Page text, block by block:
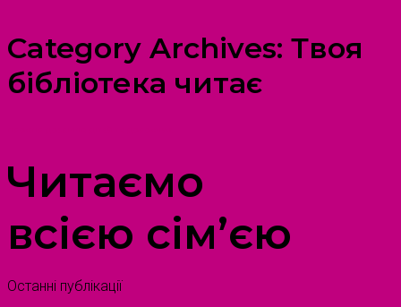
Category Archives: Твоя
бібліотека читає
Читаємо
всією сім’єю
Останні публікації